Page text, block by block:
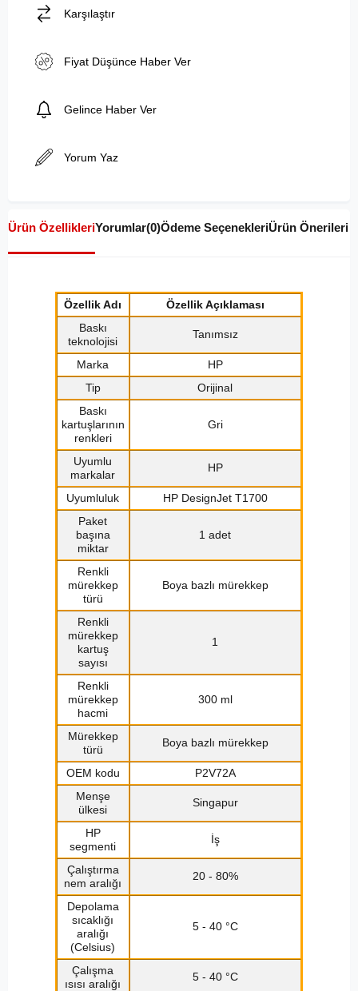
Karşılaştır
Fiyat Düşünce Haber Ver
Gelince Haber Ver
Yorum Yaz
Ürün ÖzellikleriYorumlar(0)Ödeme SeçenekleriÜrün Önerileri
Özellik Adı
Özellik Açıklaması
Baskı
teknolojisi
Tanımsız
Marka
HP
Tip
Orijinal
Baskı
kartuşlarının
renkleri
Gri
Uyumlu
markalar
HP
Uyumluluk
HP DesignJet T1700
Paket
başına
miktar
1 adet
Renkli
mürekkep
türü
Boya bazlı mürekkep
Renkli
mürekkep
kartuş
sayısı
1
Renkli
mürekkep
hacmi
300 ml
Mürekkep
türü
Boya bazlı mürekkep
OEM kodu
P2V72A
Menşe
ülkesi
Singapur
HP
segmenti
İş
Çalıştırma
nem aralığı
20 - 80%
Depolama
sıcaklığı
aralığı
(Celsius)
5 - 40 °C
Çalışma
ısısı aralığı
5 - 40 °C